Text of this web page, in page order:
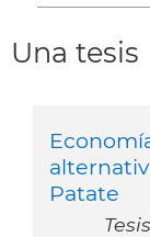
Una tesis
Patate